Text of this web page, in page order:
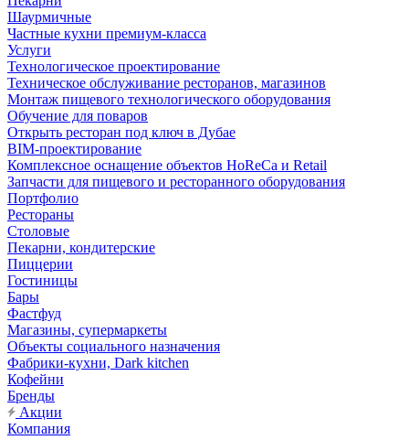
Шаурмичные
Частные кухни премиум-класса
Услуги
Технологическое проектирование
Техническое обслуживание ресторанов, магазинов
Монтаж пищевого технологического оборудования
Обучение для поваров
Открыть ресторан под ключ в Дубае
BIM-проектирование
Комплексное оснащение объектов HoReCa и Retail
Запчасти для пищевого и ресторанного оборудования
Портфолио
Рестораны
Столовые
Пекарни, кондитерские
Пиццерии
Гостиницы
Бары
Фастфуд
Магазины, супермаркеты
Объекты социального назначения
Фабрики-кухни, Dark kitchen
Кофейни
Бренды
Акции
Компания